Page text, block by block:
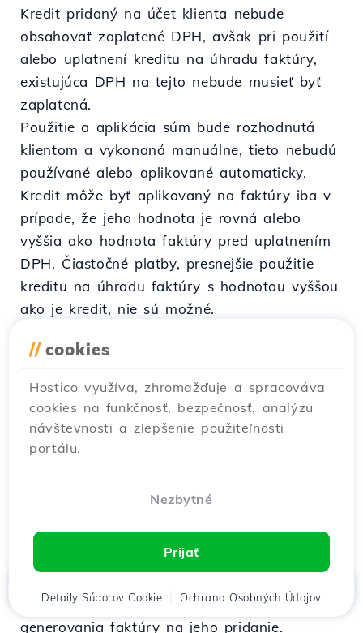
Kredit pridaný na účet klienta nebude
obsahovať zaplatené DPH, avšak pri použití
alebo uplatnení kreditu na úhradu faktúry,
existujúca DPH na tejto nebude musieť byť
zaplatená.
Použitie a aplikácia súm bude rozhodnutá
klientom a vykonaná manuálne, tieto nebudú
používané alebo aplikované automaticky.
Kredit môže byť aplikovaný na faktúry iba v
prípade, že jeho hodnota je rovná alebo
vyššia ako hodnota faktúry pred uplatnením
DPH. Čiastočné platby, presnejšie použitie
kreditu na úhradu faktúry s hodnotou vyššou
ako je kredit, nie sú možné.
boli obnovené vopred alebo tieto spotrebovali
vyhradzuje právo použiť tieto sumy na
súvisiace generované faktúry.
Finančná situácia kreditu / fondu je trvalo
Pri použití kreditu na úhradu určitých služieb,
podľa platnej legislatívy budú súvisiace
proformné faktúry vzniknúť ako Príjmové
faktúra súvisiaca s kreditom, je v momente
generovania faktúry na jeho pridanie.
// cookies
Hostico využíva, zhromažďuje a spracováva
cookies na funkčnosť, bezpečnosť, analýzu
návštevnosti a zlepšenie použiteľnosti
portálu.
Nezbytné
Prijať
Detaily Súborov Cookie Ochrana Osobných Údajov
Domov Klient Košík Chat Menu